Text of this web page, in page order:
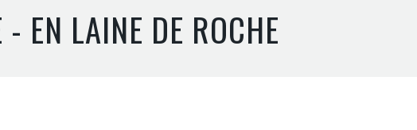
EN LAINE DE ROCHE